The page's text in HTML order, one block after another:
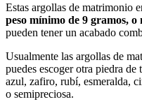
Estas argollas de matrimonio
peso mínimo de 9 gramos, o
pueden tener un acabado
Usualmente las argollas de
puedes escoger otra piedra
azul, zafiro, rubí, esmeralda,
o semipreciosa.